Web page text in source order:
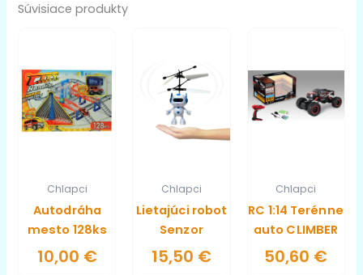
Súvisiace produkty
Chlapci
Autodráha
mesto 128ks
10,00 €
Chlapci
Lietajúci robot
Senzor
15,50 €
Chlapci
RC 1:14 Terénne
auto CLIMBER
50,60 €